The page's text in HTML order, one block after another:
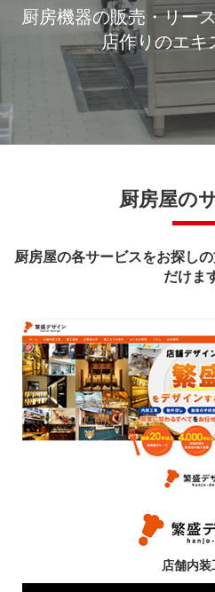
厨房機器の販売・リー
店作りのエキ
厨房屋の
厨房屋の各サービスをお探し
だけま
店舗内装